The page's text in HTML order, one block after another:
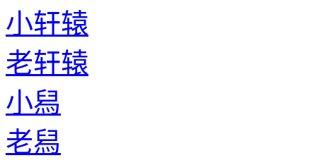
小轩辕
老轩辕
小舄
老舄